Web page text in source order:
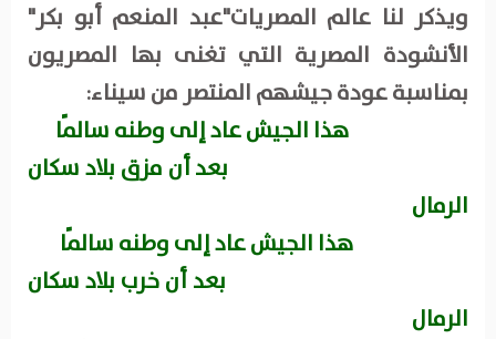
ويذكر لنا عالم المصريات"عبد المنعم أبو بكر"
الأنشودة المصرية التي تغنى بها المصريون
بمناسبة عودة جيشهم المنتصر من سيناء:
هذا الجيش عاد إلى وطنه سالمًا
بعد أن مزق بلاد سكان
الرمال
هذا الجيش عاد إلى وطنه سالمًا
بعد أن خرب بلاد سكان
الرمال